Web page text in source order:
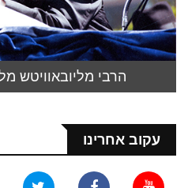
הרבי מליובאוויטש
עקוב אחרינו